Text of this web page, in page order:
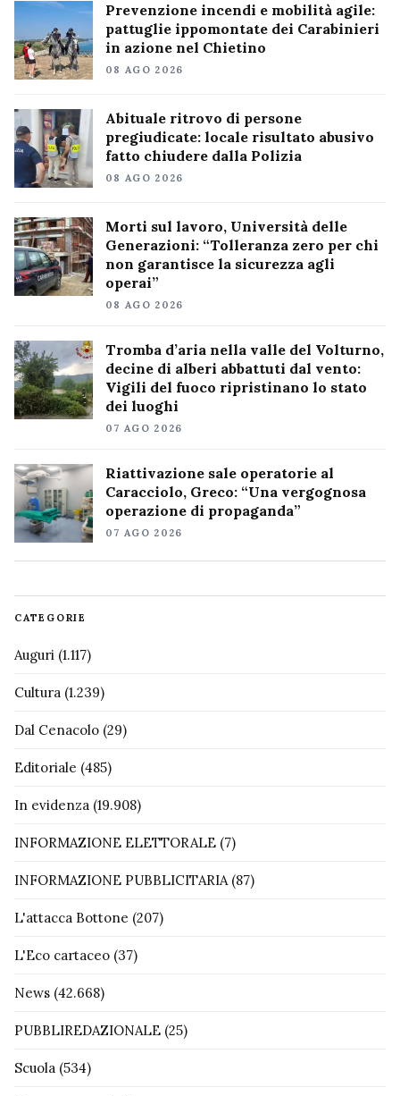
Prevenzione incendi e mobilità agile:
pattuglie ippomontate dei Carabinieri
in azione nel Chietino
08 AGO 2026
Abituale ritrovo di persone
pregiudicate: locale risultato abusivo
fatto chiudere dalla Polizia
08 AGO 2026
Morti sul lavoro, Università delle
Generazioni: “Tolleranza zero per chi
non garantisce la sicurezza agli
operai”
08 AGO 2026
Tromba d’aria nella valle del Volturno,
decine di alberi abbattuti dal vento:
Vigili del fuoco ripristinano lo stato
dei luoghi
07 AGO 2026
Riattivazione sale operatorie al
Caracciolo, Greco: “Una vergognosa
operazione di propaganda”
07 AGO 2026
CATEGORIE
Auguri (1.117)
Cultura (1.239)
Dal Cenacolo (29)
Editoriale (485)
In evidenza (19.908)
INFORMAZIONE ELETTORALE (7)
INFORMAZIONE PUBBLICITARIA(87)
L'attacca Bottone (207)
L'Eco cartaceo (37)
News (42.668)
PUBBLIREDAZIONALE (25)
Scuola (534)